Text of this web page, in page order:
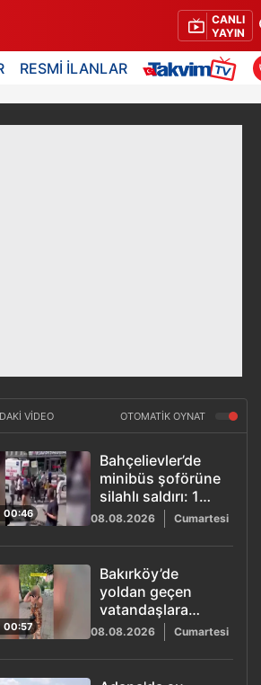
CANLI
YAYIN
RESMİ İLANLAR
VİDEO OTOMATİK OYNAT
00:46
Bahçelievler’de
minibüs şoförüne
silahlı saldırı: 1
yaralı
08.08.2026 Cumartesi
00:57
Bakırköy’de
yoldan geçen
vatandaşlara
saldıran kadın
yakalandı
08.08.2026 Cumartesi